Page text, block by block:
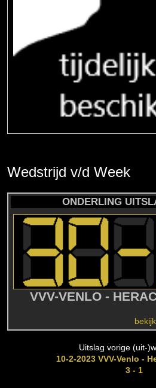
Wedstrijd v/d Week
ONDERLING
VVV-VENLO -
Uitslag vorige (uit-
10-2-2023 VVV-Venlo -
3 - 1